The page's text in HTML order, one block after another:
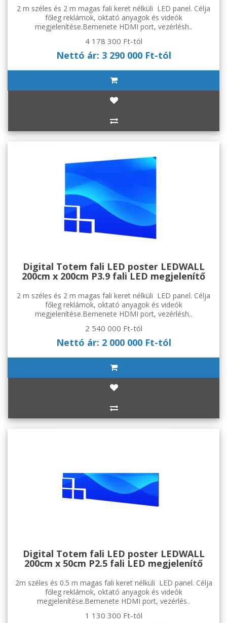
2 m széles és 2 m magas fali keret nélküli LED panel. Célja
főleg reklámok, oktató anyagok és videók
megjelenítése.Bemenete HDMI port, vezérlésh..
4 178 300 Ft-tól
Nettó ár: 3 290 000 Ft-tól
Digital Totem fali LED poster LEDWALL
200cm x 200cm P3.9 fali LED megjelenítő
2 m széles és 2 m magas fali keret nélküli LED panel. Célja
főleg reklámok, oktató anyagok és videók
megjelenítése.Bemenete HDMI port, vezérlésh..
2 540 000 Ft-tól
Nettó ár: 2 000 000 Ft-tól
Digital Totem fali LED poster LEDWALL
200cm x 50cm P2.5 fali LED megjelenítő
2m széles és 0.5 m magas fali keret nélküli LED panel. Célja
főleg reklámok, oktató anyagok és videók
megjelenítése.Bemenete HDMI port, vezérlés..
1 130 300 Ft-tól